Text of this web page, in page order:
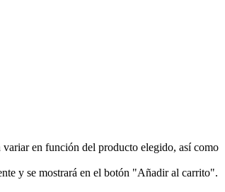
en función del producto elegido, así como
y se mostrará en el botón "Añadir al carrito".